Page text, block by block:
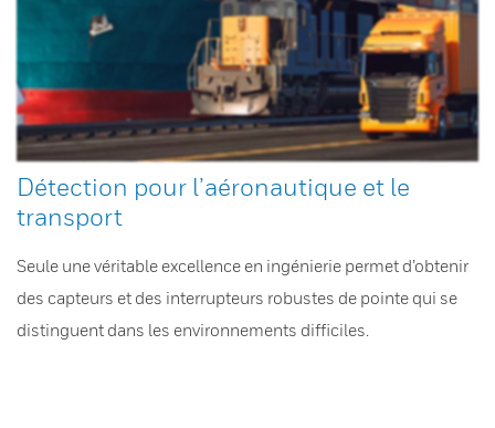
Détection pour l’aéronautique et le
transport
Seule une véritable excellence en ingénierie permet d’obtenir
des capteurs et des interrupteurs robustes de pointe qui se
distinguent dans les environnements difficiles.